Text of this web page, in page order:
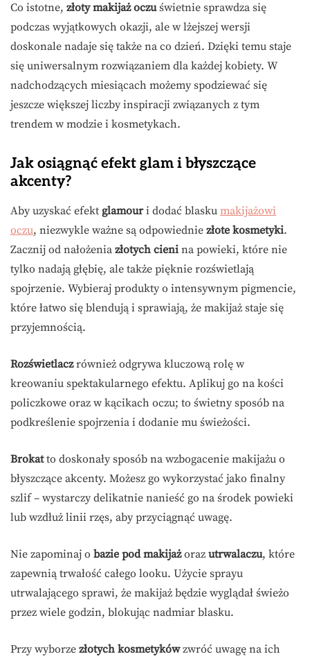
Co istotne, złoty makijaż oczuświetnie sprawdza się
podczas wyjątkowych okazji, ale w lżejszej wersji
doskonale nadaje się także na co dzień. Dzięki temu staje
się uniwersalnym rozwiązaniem dla każdej kobiety. W
nadchodzących miesiącach możemy spodziewać się
jeszcze większej liczby inspiracji związanych z tym
trendem w modzie i kosmetykach.
Jak osiągnąć efekt glam i błyszczące
akcenty?
Aby uzyskać efekt glamouri dodać blasku makijażowi
oczu, niezwykle ważne są odpowiednie złote kosmetyki.
Zacznij od nałożenia złotych cieni na powieki, które nie
tylko nadają głębię, ale także pięknie rozświetlają
spojrzenie. Wybieraj produkty o intensywnym pigmencie,
które łatwo się blendują i sprawiają, że makijaż staje się
przyjemnością.
Rozświetlaczrównież odgrywa kluczową rolę w
kreowaniu spektakularnego efektu. Aplikuj go na kości
policzkowe oraz w kącikach oczu; to świetny sposób na
podkreślenie spojrzenia i dodanie mu świeżości.
Brokatto doskonały sposób na wzbogacenie makijażu o
błyszczące akcenty. Możesz go wykorzystać jako finalny
szlif – wystarczy delikatnie nanieść go na środek powieki
lub wzdłuż linii rzęs, aby przyciągnąć uwagę.
Nie zapominaj o bazie pod makijażoraz utrwalaczu, które
zapewnią trwałość całego looku. Użycie sprayu
utrwalającego sprawi, że makijaż będzie wyglądał świeżo
przez wiele godzin, blokując nadmiar blasku.
Przy wyborze złotych kosmetykówzwróć uwagę na ich